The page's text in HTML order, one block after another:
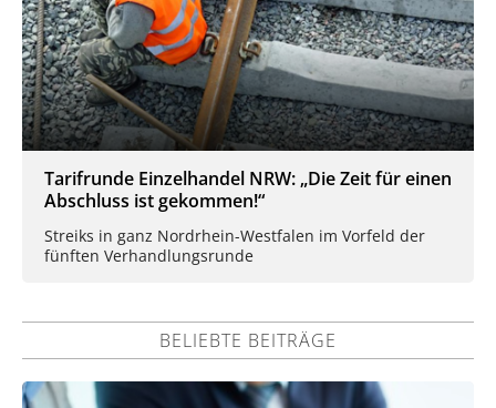
Tarifrunde Einzelhandel NRW: „Die Zeit für einen
Abschluss ist gekommen!“
Streiks in ganz Nordrhein-Westfalen im Vorfeld der
fünften Verhandlungsrunde
BELIEBTE BEITRÄGE